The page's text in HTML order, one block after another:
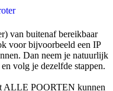
van buitenaf bereikbaar
voor bijvoorbeeld een IP
Dan neem je natuurlijk
volg je dezelfde stappen.
ALLE POORTEN kunnen